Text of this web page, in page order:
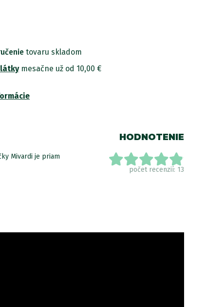
tovaru skladom
mesačne už od 10,00 €
Mivardi je priam
HODNOTENIE
počet recenzií: 13